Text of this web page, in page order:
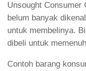
Unsought Consumer
belum banyak
untuk membelinya.
dibeli untuk
Contoh barang